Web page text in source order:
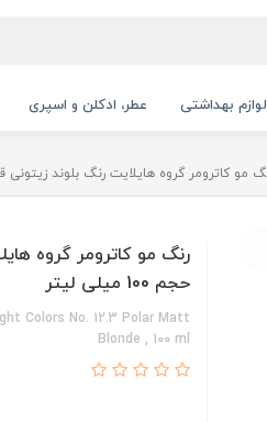
لوازم بهداشتی عطر، ادکلن و اسپری
مو کاترومر گروه هایلایت رنگ بلوند زیتونی قطبی شماره 12.3
حجم 100 میلی لیتر
Colors No. 12.3 Polar Matt
Blonde , 100 ml